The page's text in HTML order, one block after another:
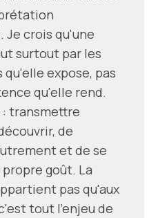
Je crois qu'une
surtout par les
qu'elle expose, pas
qu'elle rend.
: transmettre
de
et de se
goût. La
pas qu'aux
tout l'enjeu de